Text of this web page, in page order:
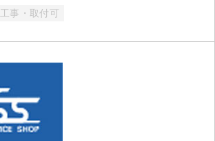
工事・取付可